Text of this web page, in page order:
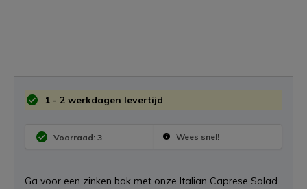
1 - 2 werkdagen levertijd
Voorraad: 3 Wees snel!
Ga voor een zinken bak met onze Italian Caprese Salad